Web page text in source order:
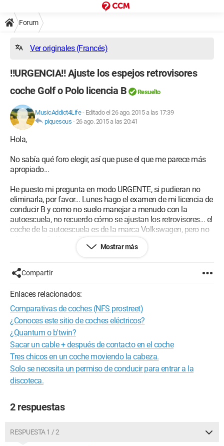
Forum
Ver originales (Francés)
!!URGENCIA!! Ajuste los espejos retrovisores
coche Golf o Polo licencia B
Resuelto
MusicAddict4Life- Editado el 26 ago. 2015 a las 17:39
piquesous -26 ago. 2015 a las 20:41
Hola,
No sabía qué foro elegir, así que puse el que me parece más
apropiado...
He puesto mi pregunta en modo URGENTE, si pudieran no
eliminarla, por favor... Lunes hago el examen de mi licencia de
conducir B y como no suelo manejar a menudo con la
autoescuela, no recuerdo cómo se ajustan los retrovisores... el
coche de la autoescuela es de la marca Volkswagen, pero no
sé si es un Golf o un Polo...
a continuación
http://www.google.fr/...
Volviendo a mi pregunta, aquí hay una foto del botón para
ajustar los retrovisores exteriores, pero no sé si se debe tener el
contacto encendido antes o no, normalmente ya están
ajustados... y cuando conduzco con mis padres es lo mismo,
pero ahí tengo un Peugeot...
http://www.google.fr/...
Mostrar más
Compartir
Enlaces relacionados:
Comparativas de coches (NFS prostreet)
¿Conoces este sitio de coches eléctricos?
¿Quantum o b'twin?
Sacar un cable + después de contacto en el coche
Tres chicos en un coche moviendo la cabeza.
Solo se necesita un permiso de conducir para entrar a la
discoteca.
2 respuestas
RESPUESTA 1 / 2